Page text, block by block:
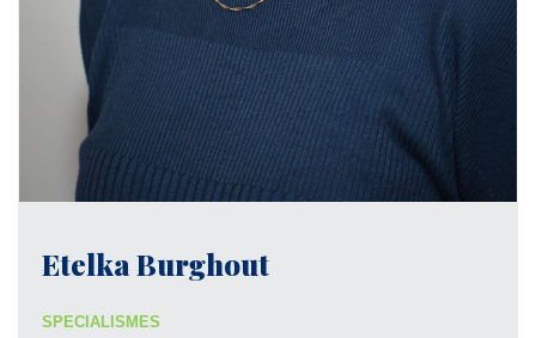
Etelka Burghout
SPECIALISMES